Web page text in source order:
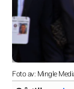
Foto av: Mingle